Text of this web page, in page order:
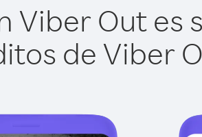
Viber Out es
de Viber